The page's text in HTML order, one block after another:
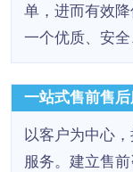
单，进而有效
一个优质、安全
一站式售前售
以客户为中心
服务。建立售